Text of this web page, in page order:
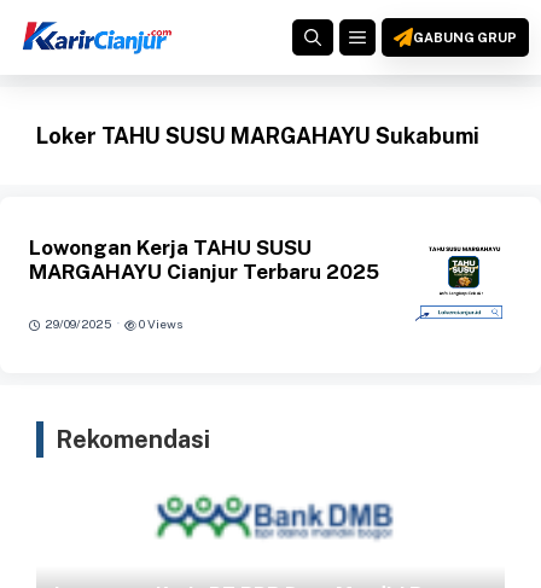
MENUGABUNG GRUP
Loker TAHU SUSU MARGAHAYU Sukabumi
Lowongan Kerja TAHU SUSU
MARGAHAYU Cianjur Terbaru 2025
29/09/2025 · 0 Views
Rekomendasi